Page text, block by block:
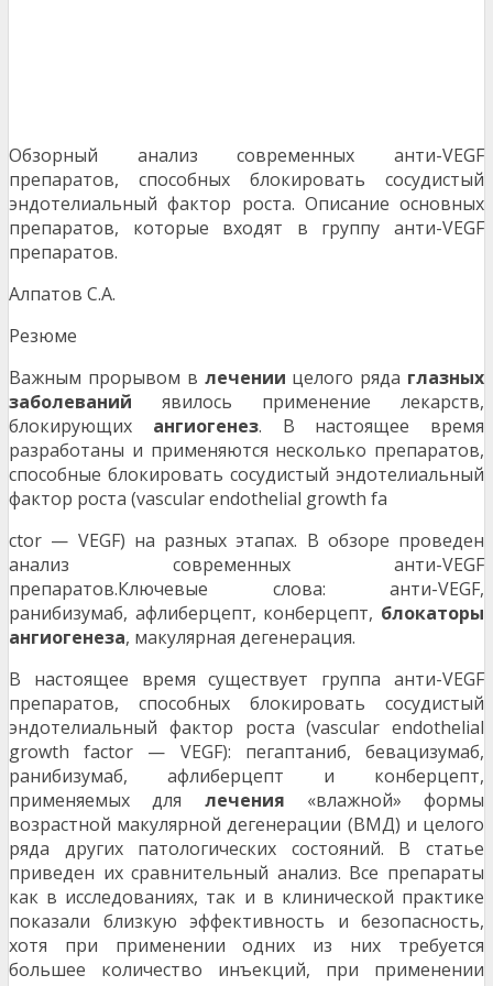
Обзорный анализ современных анти-VEGF
препаратов, способных блокировать сосудистый
эндотелиальный фактор роста. Описание основных
препаратов, которые входят в группу анти-VEGF
препаратов.
Алпатов С.А.
Резюме
Важным прорывом в лечении целого ряда глазных
заболеваний явилось применение лекарств,
блокирующих ангиогенез. В настоящее время
разработаны и применяются несколько препаратов,
способные блокировать сосудистый эндотелиальный
фактор роста (vascular endothelial growth fa
ctor — VEGF) на разных этапах. В обзоре проведен
анализ современных анти-VEGF
препаратов.Ключевые слова: анти-VEGF,
ранибизумаб, афлиберцепт, конберцепт, блокаторы
ангиогенеза, макулярная дегенерация.
В настоящее время существует группа анти-VEGF
препаратов, способных блокировать сосудистый
эндотелиальный фактор роста (vascular endothelial
growth factor — VEGF): пегаптаниб, бевацизумаб,
ранибизумаб, афлиберцепт и конберцепт,
применяемых для лечения «влажной» формы
возрастной макулярной дегенерации (ВМД) и целого
ряда других патологических состояний. В статье
приведен их сравнительный анализ. Все препараты
как в исследованиях, так и в клинической практике
показали близкую эффективность и безопасность,
хотя при применении одних из них требуется
большее количество инъекций, при применении